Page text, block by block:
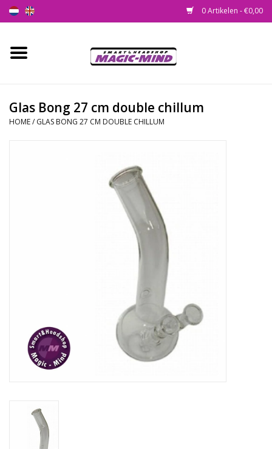
0 Artikelen - €0,00
Home
Smartshop
Glas Bong 27 cm double chillum
HOME/ GLAS BONG 27 CM DOUBLE CHILLUM